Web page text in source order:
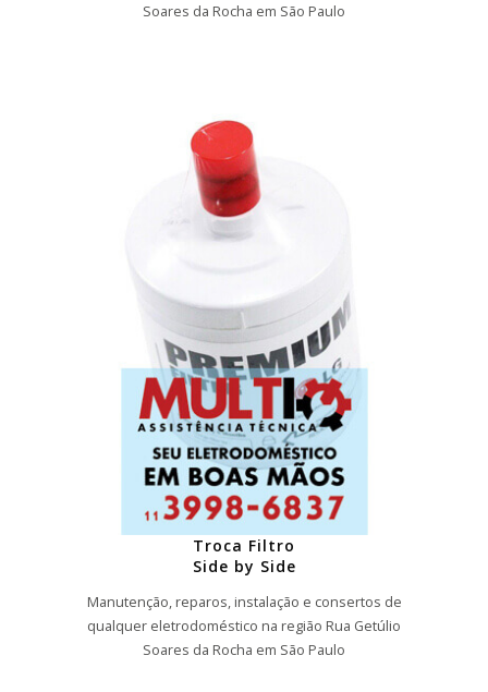
Soares da Rocha em São Paulo
Troca Filtro
Side by Side
Manutenção, reparos, instalação e consertos de
qualquer eletrodoméstico na região Rua Getúlio
Soares da Rocha em São Paulo